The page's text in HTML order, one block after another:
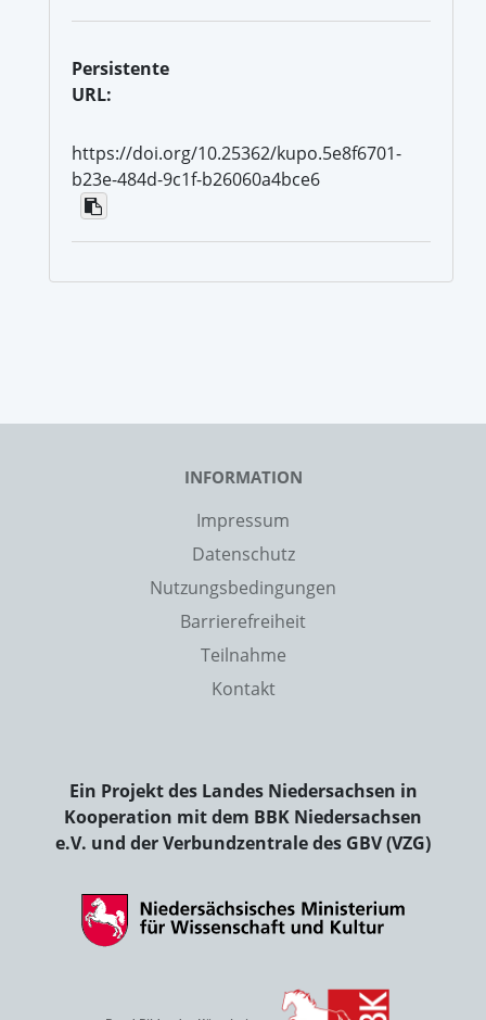
Persistente
URL:
https://doi.org/10.25362/kupo.5e8f6701-
b23e-484d-9c1f-b26060a4bce6
INFORMATION
Impressum
Datenschutz
Nutzungsbedingungen
Barrierefreiheit
Teilnahme
Kontakt
Ein Projekt des Landes Niedersachsen in
Kooperation mit dem BBK Niedersachsen
e.V. und der Verbundzentrale des GBV (VZG)